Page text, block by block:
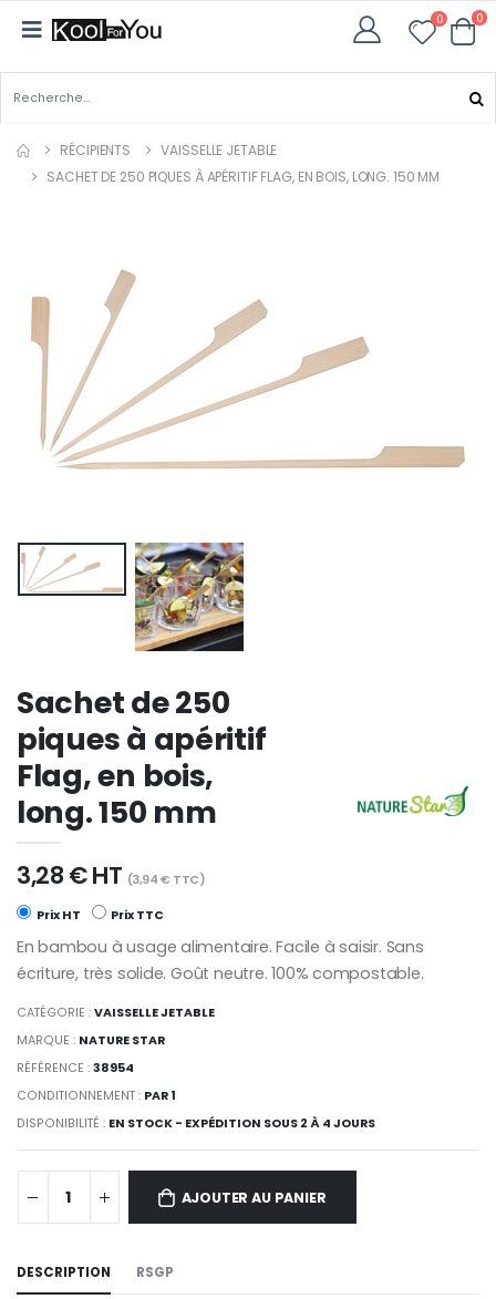
0 0
RÉCIPIENTS
VAISSELLE JETABLE
SACHET DE 250 PIQUES À APÉRITIF FLAG, EN BOIS, LONG. 150 MM
Sachet de 250
piques à apéritif
Flag, en bois,
long. 150 mm
3,28 € HT (3,94 € TTC)
Prix HT Prix TTC
En bambou à usage alimentaire. Facile à saisir. Sans
écriture, très solide. Goût neutre. 100% compostable.
CATÉGORIE :VAISSELLE JETABLE
MARQUE : NATURE STAR
RÉFÉRENCE :38954
CONDITIONNEMENT : PAR 1
DISPONIBILITÉ : EN STOCK - EXPÉDITION SOUS 2 À 4 JOURS
AJOUTER AU PANIER
DESCRIPTION RSGP